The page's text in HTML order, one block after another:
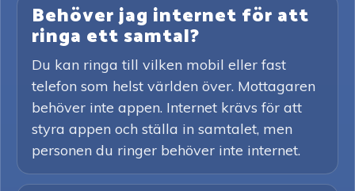
Behöver jag internet för att
ringa ett samtal?
Du kan ringa till vilken mobil eller fast
telefon som helst världen över. Mottagaren
behöver inte appen. Internet krävs för att
styra appen och ställa in samtalet, men
personen du ringer behöver inte internet.